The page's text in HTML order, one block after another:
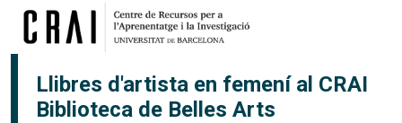
Vés al contingut
Llibres d'artista en femení al CRAI
Biblioteca de Belles Arts